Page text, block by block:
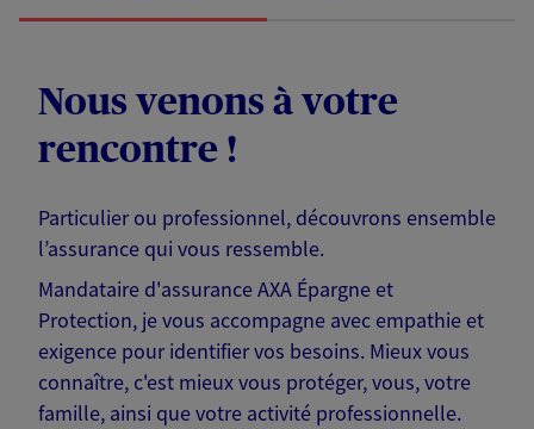
Nous venons à votre
rencontre !
Particulier ou professionnel, découvrons ensemble
l’assurance qui vous ressemble.
Mandataire d'assurance AXA Épargne et
Protection, je vous accompagne avec empathie et
exigence pour identifier vos besoins. Mieux vous
connaître, c'est mieux vous protéger, vous, votre
famille, ainsi que votre activité professionnelle.